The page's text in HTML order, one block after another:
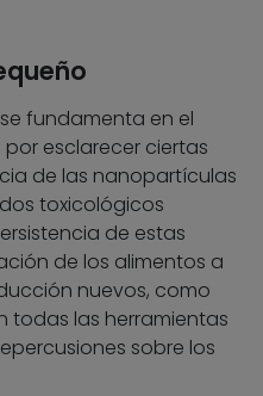
se fundamenta en el
esclarecer ciertas
de las nanopartículas
toxicológicos
de estas
de los alimentos a
nuevos, como
todas las herramientas
sobre los